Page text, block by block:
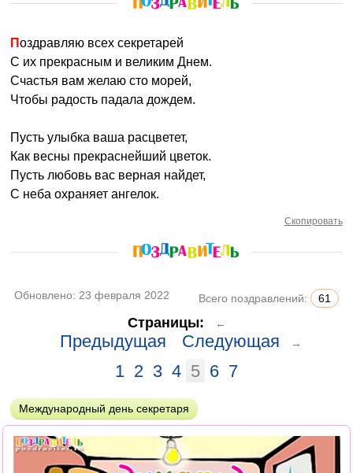
Поздравляю всех секретарей
С их прекрасным и великим Днем.
Счастья вам желаю сто морей,
Чтобы радость падала дождем.
Пусть улыбка ваша расцветет,
Как весны прекраснейший цветок.
Пусть любовь вас верная найдет,
С неба охраняет ангелок.
Скопировать
Обновлено: 23 февраля 2022 Всего поздравлений: 61
Страницы: ←
Предыдущая Следующая →
1 2 3 4 5 6 7
Международный день секретаря